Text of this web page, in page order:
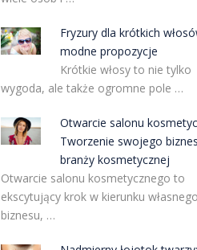
Fryzury dla krótkich
modne propozycje
Krótkie włosy to nie tylko
wygoda, ale także ogromne pole …
Otwarcie salonu
Tworzenie swojego
branży kosmetycznej
Otwarcie salonu kosmetycznego to
ekscytujący krok w kierunku własnego
biznesu, …